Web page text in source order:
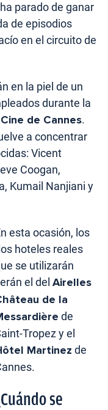
parado de ganar
de episodios
en el circuito de
en la piel de un
durante la
de Cannes.
a concentrar
Vicent
Coogan,
Kumail Nanjiani y
esta ocasión, los
hoteles reales
se utilizarán
el delAirelles
de la
de
Tropez y el
Martinez de
se